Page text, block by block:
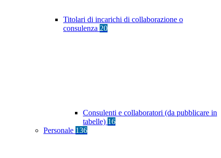
Titolari di incarichi di collaborazione o
consulenza 20
Consulenti e collaboratori (da pubblicare in
tabelle) 16
Personale 136